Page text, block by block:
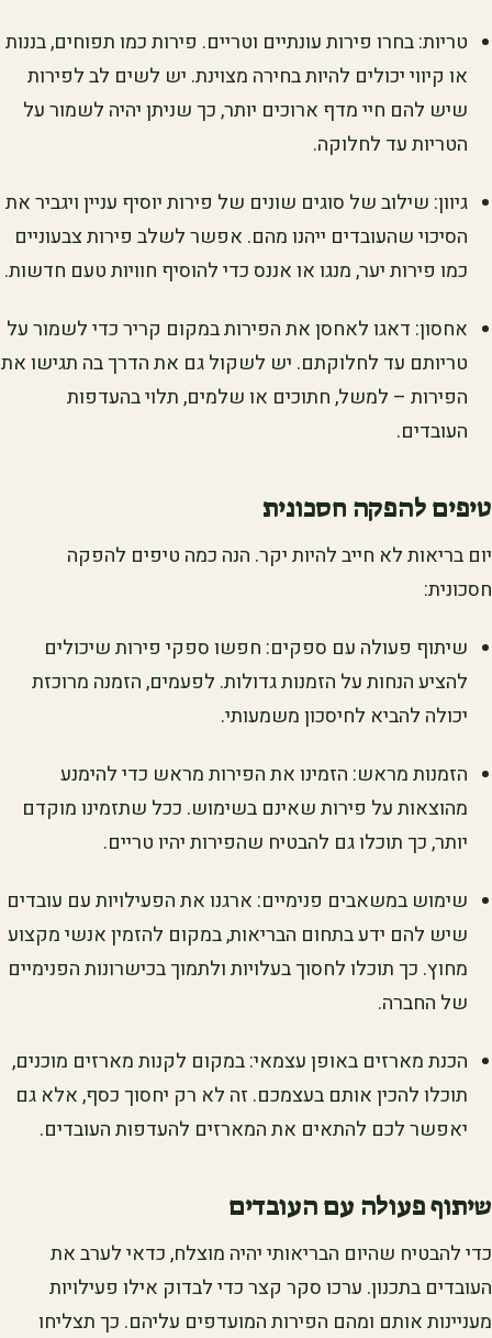
טריות: בחרו פירות עונתיים וטריים. פירות כמו תפוחים, בננות
או קיווי יכולים להיות בחירה מצוינת. יש לשים לב לפירות
שיש להם חיי מדף ארוכים יותר, כך שניתן יהיה לשמור על
הטריות עד לחלוקה.
גיוון: שילוב של סוגים שונים של פירות יוסיף עניין ויגביר את
הסיכוי שהעובדים ייהנו מהם. אפשר לשלב פירות צבעוניים
כמו פירות יער, מנגו או אננס כדי להוסיף חוויות טעם חדשות.
אחסון: דאגו לאחסן את הפירות במקום קריר כדי לשמור על
טריותם עד לחלוקתם. יש לשקול גם את הדרך בה תגישו את
הפירות – למשל, חתוכים או שלמים, תלוי בהעדפות
העובדים.
טיפים להפקה חסכונית
יום בריאות לא חייב להיות יקר. הנה כמה טיפים להפקה
חסכונית:
שיתוף פעולה עם ספקים: חפשו ספקי פירות שיכולים
להציע הנחות על הזמנות גדולות. לפעמים, הזמנה מרוכזת
יכולה להביא לחיסכון משמעותי.
הזמנות מראש: הזמינו את הפירות מראש כדי להימנע
מהוצאות על פירות שאינם בשימוש. ככל שתזמינו מוקדם
יותר, כך תוכלו גם להבטיח שהפירות יהיו טריים.
שימוש במשאבים פנימיים: ארגנו את הפעילויות עם עובדים
שיש להם ידע בתחום הבריאות, במקום להזמין אנשי מקצוע
מחוץ. כך תוכלו לחסוך בעלויות ולתמוך בכישרונות הפנימיים
של החברה.
הכנת מארזים באופן עצמאי: במקום לקנות מארזים מוכנים,
תוכלו להכין אותם בעצמכם. זה לא רק יחסוך כסף, אלא גם
יאפשר לכם להתאים את המארזים להעדפות העובדים.
שיתוף פעולה עם העובדים
כדי להבטיח שהיום הבריאותי יהיה מוצלח, כדאי לערב את
העובדים בתכנון. ערכו סקר קצר כדי לבדוק אילו פעילויות
מעניינות אותם ומהם הפירות המועדפים עליהם. כך תצליחו